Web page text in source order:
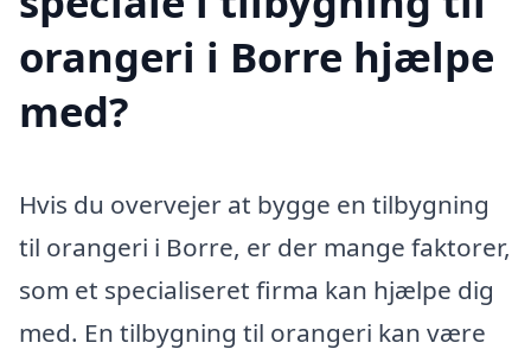
orangeri i Borre hjælpe
med?
Hvis du overvejer at bygge en tilbygning
til orangeri i Borre, er der mange faktorer,
som et specialiseret firma kan hjælpe dig
med. En tilbygning til orangeri kan være